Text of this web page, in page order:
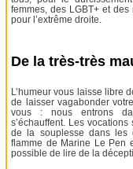
femmes, des LGBT+ et
pour l’extrême droite.
De la très-très
L’humeur vous laisse libre
de laisser vagabonder
vous : nous entrons
s’échauffent. Les
de la souplesse dans les
flamme de Marine Le Pen
possible de lire de la